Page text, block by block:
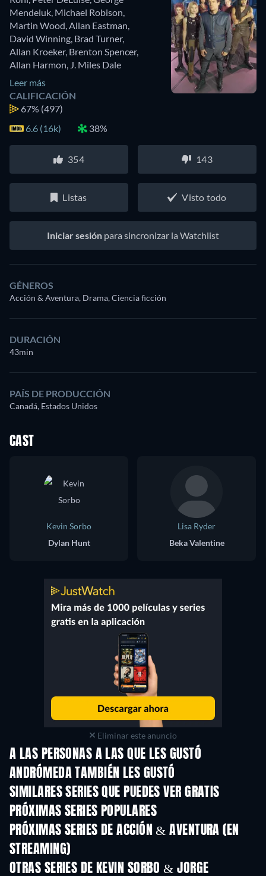
Mendeluk Michael Robison
Martin Wood Allan Eastman
David Winning Brad Turner,
Allan Kroeker, Brenton Spencer,
Allan Harmon J. Miles Dale
Leer más
CALIFICACIÓN
67% (497)
6.6 (16k)
38%
354 143
Listas Visto todo
Iniciar sesión para sincronizar la Watchlist
GÉNEROS
Acción & Aventura, Drama, Ciencia ficción
DURACIÓN
43min
PAÍS DE PRODUCCIÓN
Canadá, Estados Unidos
CAST
Kevin Sorbo
Dylan Hunt
Lisa Ryder
Beka Valentine
Eliminar este anuncio
A LAS PERSONAS A LAS QUE LES GUSTÓ
ANDRÓMEDA TAMBIÉN LES GUSTÓ
TV
SIMILARES SERIES QUE PUEDES VER GRATIS
TV TV
PRÓXIMAS SERIES POPULARES
TV
PRÓXIMAS SERIES DE ACCIÓN & AVENTURA (EN
STREAMING)Temporada 2
OTRAS SERIES DE KEVIN SORBO & JORGE